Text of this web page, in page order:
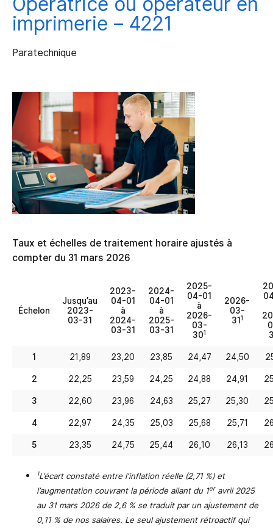
imprimerie – 4221
Paratechnique
Taux et échelles de traitement horaire ajustés à
compter du 31 mars 2026
Échelon
Jusqu’au
2023-
03-31
2023-
04-01
à
2024-
03-31
2024-
04-01
à
2025-
03-31
2025-
04-01
à
2026-
03-
301
2026-
03-
31 1
1 21,89 23,20 23,85 24,47 24,50
2 22,25 23,59 24,25 24,88 24,91
3 22,60 23,96 24,63 25,27 25,30
4 22,97 24,35 25,03 25,68 25,71
5 23,35 24,75 25,44 26,10 26,13
1L’écart constaté entre l’inflation réelle (2,71 %) et
l’augmentation couvrant la période allant du 1eravril 2025
au 31 mars 2026 de 2,6 % se traduit par un ajustement de
0,11 % de nos salaires. Le seul ajustement rétroactif qui